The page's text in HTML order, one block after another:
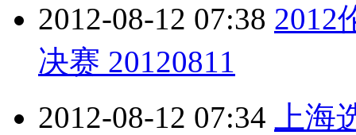
2012-08-12 07:38 2012
决赛 20120811
2012-08-12 07:34
上